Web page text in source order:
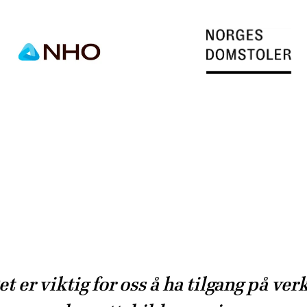
er viktig for oss å ha tilgang på